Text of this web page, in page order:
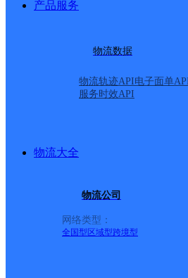
产品服务
物流数据
物流轨迹API电子面单
服务时效API
物流大全
物流公司
网络类型：
全国型 区域型跨境型
中国邮政集团有限公